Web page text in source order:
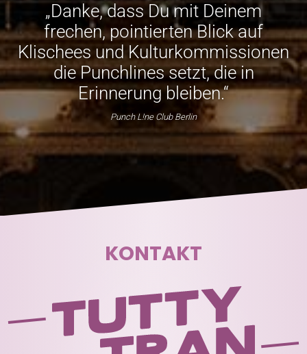
„Danke, dass Du mit Deinem
frechen, pointierten Blick auf
Klischees und Kulturkommissionen
die Punchlines setzt, die in
Erinnerung bleiben.“
Punch L!ne Club Berlin
KONTAKT